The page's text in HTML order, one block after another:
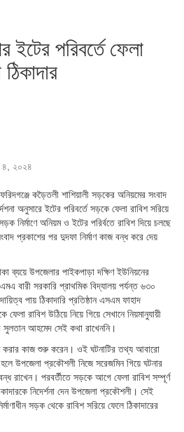
ইটের পরিবর্তে ফেলা
৪, ২০২৪
কড়ৈতলী শাশিয়ালী সড়কের অনিয়মের সংবাদ
অনুসারে ইটের পরিবর্তে সড়কে ফেলা রাবিশ সরিয়ে
নির্মাণে অনিয়ম ও ইটের পরির্বতে রাবিশ দিয়ে চলছে
প্রকাশের পর দুদফা নির্মাণ কাজ বন্ধ করে দেয়
ব্যয়ে উপজেলার পাইকপাড়া দক্ষিণ ইউনিয়নের
বারী সরকারি প্রাথমিক বিদ্যালয় পর্যন্ত ৬৩০
পায় ঠিকাদারি প্রতিষ্ঠান এসএম ফাহাদ
ফেলা রাবিশ উঠিয়ে নিয়ে গিয়ে সেখানে নিয়মানুযায়ী
সুলতান আহমেদ সেই কথা রাখেননি।
করার কাজ শুরু করেন। ওই ঘটনাটির তথ্য আবারো
উপজেলা প্রকৌশলী নিজে সরেজমিন গিয়ে ঘটনার
রাখেন। পরবর্তীতে সড়কে আগে ফেলা রাবিশ সম্পূর্ণ
নিদের্শনা দেন উপজেলা প্রকৌশলী। সেই
সড়ক থেকে রাবিশ সরিয়ে ফেলে ঠিকাদারের